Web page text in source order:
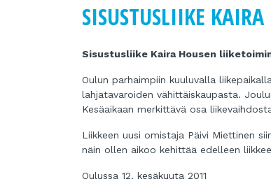
SISUSTUSLIIKE
Sisustusliike Kaira Housen
Oulun parhaimpiin kuuluvalla
lahjatavaroiden vähittäiskaupasta.
Kesäaikaan merkittävä osa
Liikkeen uusi omistaja Päivi Miettinen
näin ollen aikoo kehittää edelleen
Oulussa 12. kesäkuuta 2011